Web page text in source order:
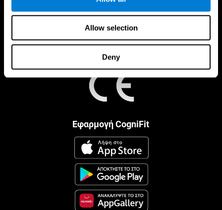
Allow selection
Deny
Εφαρμογή CogniFit